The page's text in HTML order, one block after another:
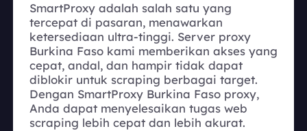
SmartProxy adalah salah satu yang
tercepat di pasaran, menawarkan
ketersediaan ultra-tinggi. Server proxy
Burkina Faso kami memberikan akses yang
cepat, andal, dan hampir tidak dapat
diblokir untuk scraping berbagai target.
Dengan SmartProxy Burkina Faso proxy,
Anda dapat menyelesaikan tugas web
scraping lebih cepat dan lebih akurat.